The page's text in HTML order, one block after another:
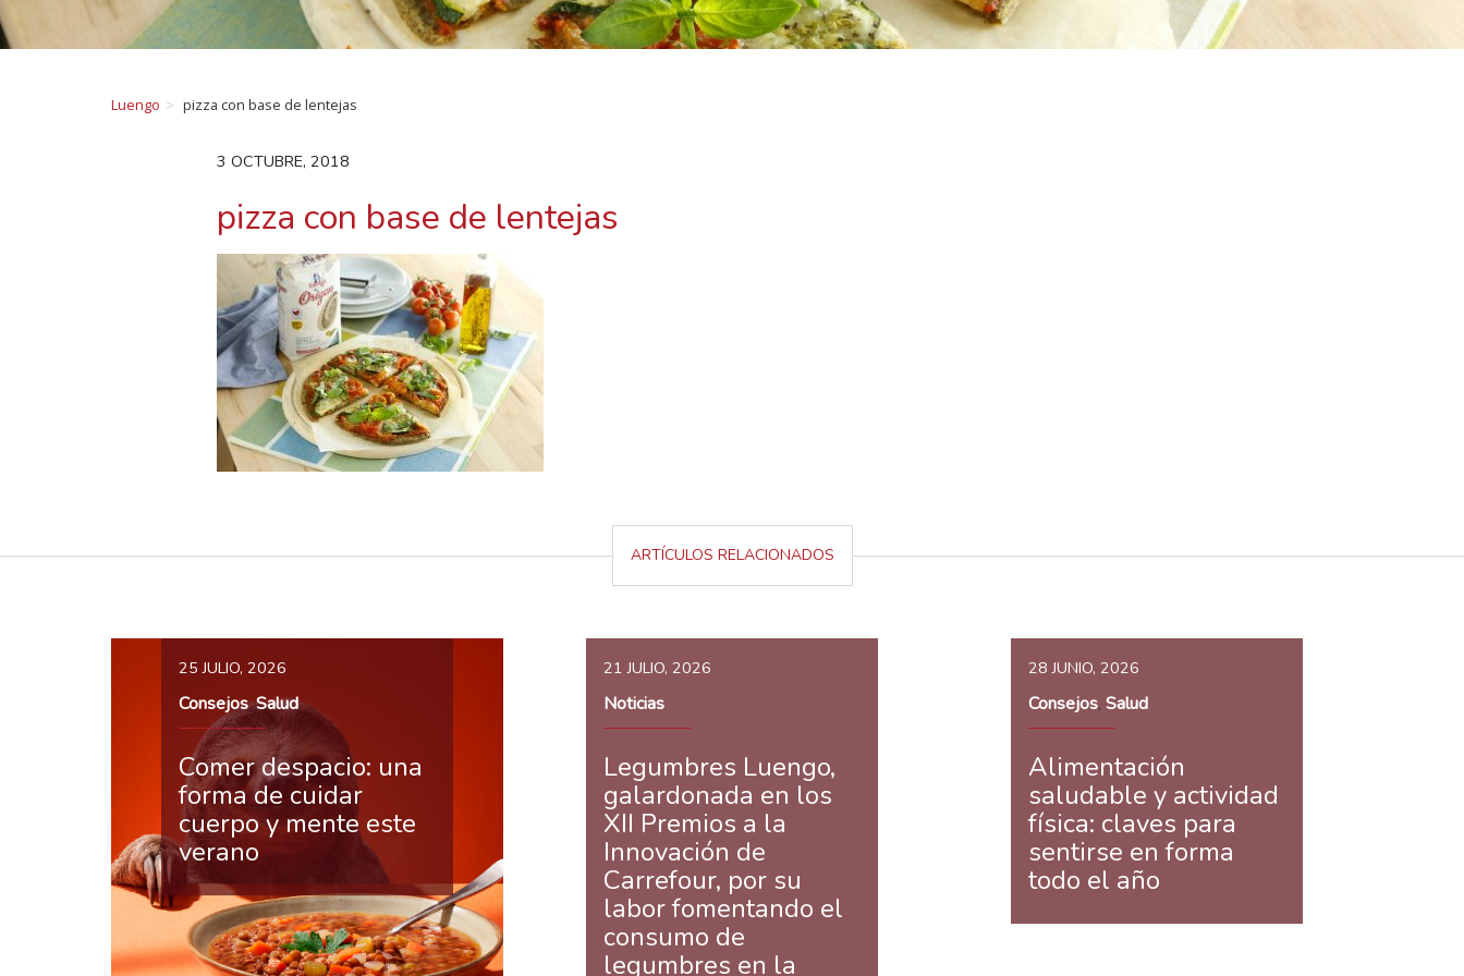
Luengo pizza con base de lentejas
3 OCTUBRE, 2018
pizza con base de lentejas
ARTÍCULOS RELACIONADOS
25 JULIO, 2026
Consejos,Salud
Comer despacio: una
forma de cuidar
cuerpo y mente este
verano
21 JULIO, 2026
Noticias
Legumbres Luengo,
galardonada en los
XII Premios a la
Innovación de
Carrefour, por su
labor fomentando el
consumo de
legumbres en la
28 JUNIO, 2026
Consejos, Salud
Alimentación
saludable y actividad
física: claves para
sentirse en forma
todo el año